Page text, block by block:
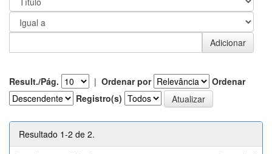
Result./Pág. | Ordenar por
Ordenar
Registro(s)
Resultado 1-2 de 2.